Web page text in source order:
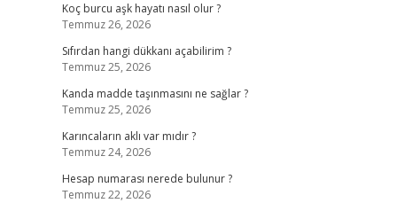
Koç burcu aşk hayatı nasıl olur ?
Temmuz 26, 2026
Sıfırdan hangi dükkanı açabilirim ?
Temmuz 25, 2026
Kanda madde taşınmasını ne sağlar ?
Temmuz 25, 2026
Karıncaların aklı var mıdır ?
Temmuz 24, 2026
Hesap numarası nerede bulunur ?
Temmuz 22, 2026